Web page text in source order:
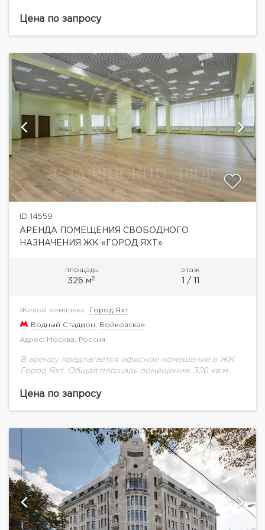
класса А+. Эксклюзивная...
Цена по запросу
ID 14559
АРЕНДА ПОМЕЩЕНИЯ СВОБОДНОГО
НАЗНАЧЕНИЯ ЖК «ГОРОД ЯХТ»
площадь
326 м2
этаж
1 / 11
Жилой комплекс: Город Яхт
Водный Стадион Войковская
Адрес: Москва, Россия
В аренду предлагается офисное помещение в ЖК
Город Яхт. Общая площадь помещения: 326 кв.м.
первый этаж. Планировка смешанная (Openspace...
Цена по запросу